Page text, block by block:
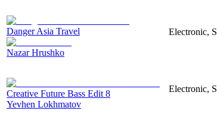
Danger Asia Travel
Nazar Hrushko
Electronic,
Creative Future Bass Edit 8
Yevhen Lokhmatov
Electronic,